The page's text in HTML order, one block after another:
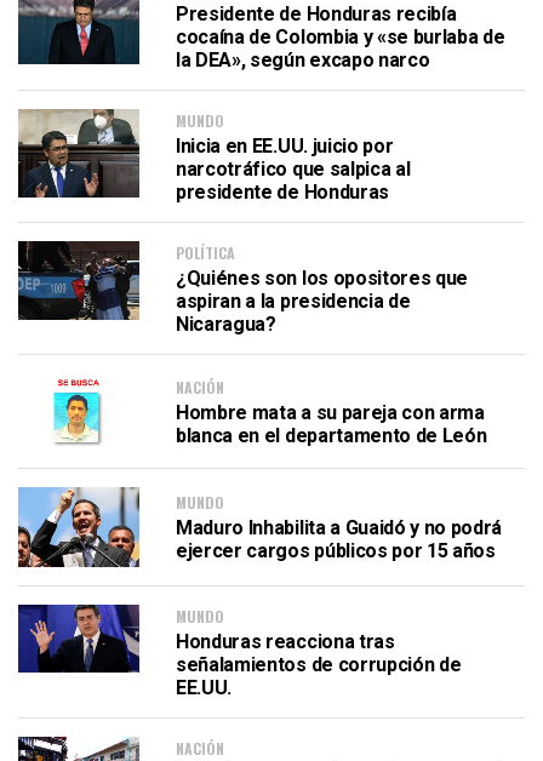
Presidente de Honduras recibía
cocaína de Colombia y «se burlaba de
la DEA», según excapo narco
MUNDO
Inicia en EE.UU. juicio por
narcotráfico que salpica al
presidente de Honduras
POLÍTICA
¿Quiénes son los opositores que
aspiran a la presidencia de
Nicaragua?
NACIÓN
Hombre mata a su pareja con arma
blanca en el departamento de León
MUNDO
Maduro Inhabilita a Guaidó y no podrá
ejercer cargos públicos por 15 años
MUNDO
Honduras reacciona tras
señalamientos de corrupción de
EE.UU.
NACIÓN